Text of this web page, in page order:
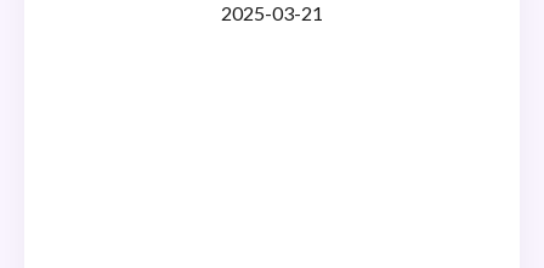
2025-03-21